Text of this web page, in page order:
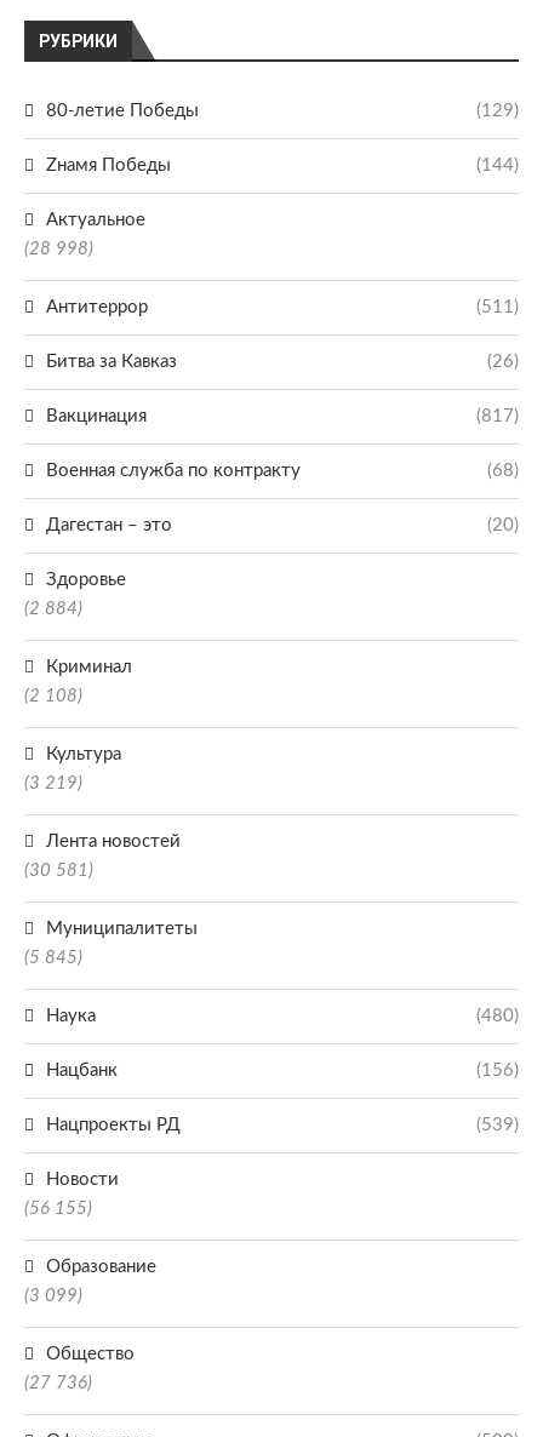
РУБРИКИ
80-летие Победы (129)
Zнамя Победы (144)
Актуальное
(28 998)
Антитеррор (511)
Битва за Кавказ (26)
Вакцинация (817)
Военная служба по контракту (68)
Дагестан – это (20)
Здоровье
(2 884)
Криминал
(2 108)
Культура
(3 219)
Лента новостей
(30 581)
Муниципалитеты
(5 845)
Наука (480)
Нацбанк (156)
Нацпроекты РД (539)
Новости
(56 155)
Образование
(3 099)
Общество
(27 736)